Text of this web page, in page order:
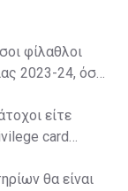
φίλαθλοι
2023-24, όσο
είτε
card
θα είναι